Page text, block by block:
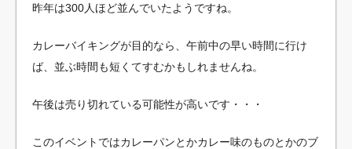
昨年は300人ほど並んでいたようですね。
カレーバイキングが目的なら、午前中の早い時間に行け
ば、並ぶ時間も短くてすむかもしれませんね。
午後は売り切れている可能性が高いです・・・
このイベントではカレーパンとかカレー味のものとかのブ